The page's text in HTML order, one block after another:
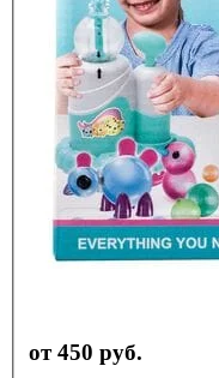
от 450 руб.